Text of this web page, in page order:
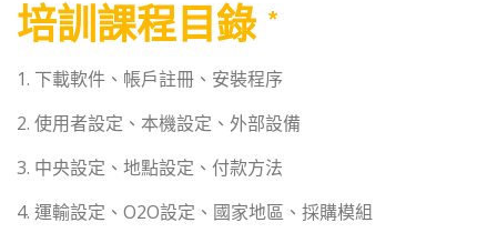
培訓課程目錄 *
1. 下載軟件、帳戶註冊、安裝程序
2. 使用者設定、本機設定、外部設備
3. 中央設定、地點設定、付款方法
4. 運輸設定、O2O設定、國家地區、採購模組